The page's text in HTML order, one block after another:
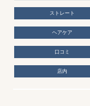
ストレート
ヘアケア
口コミ
店内